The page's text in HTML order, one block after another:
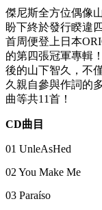
傑尼斯全方位偶像
盼下終於發行睽違
首周便登上日本
的第四張冠軍專輯
後的山下智久，不
久親自參與作詞的
曲等共11首！
CD曲目
01 UnleAsHed
02 You Make Me
03 Paraíso